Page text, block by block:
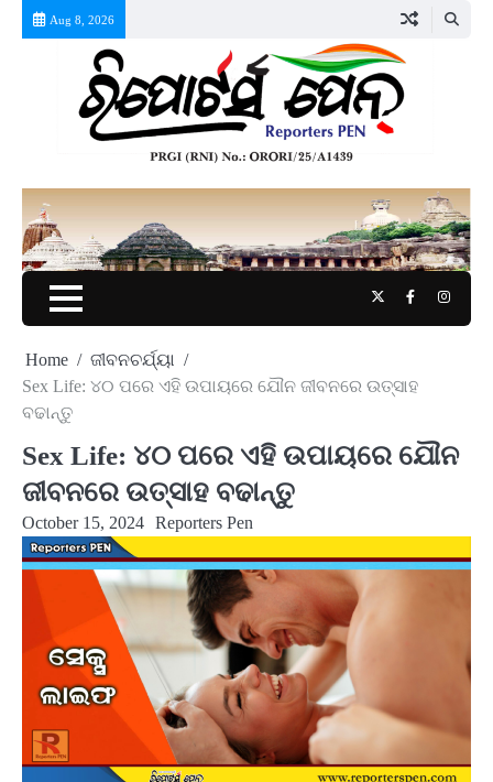
Aug 8, 2026
TwitterFacebook
Home
ଜୀବନଚର୍ଯ୍ୟା
Sex Life: ୪୦ ପରେ ଏହି ଉପାୟରେ ଯୌନ ଜୀବନରେ ଉତ୍ସାହ
ବଢାନ୍ତୁ
Sex Life: ୪୦ ପରେ ଏହି ଉପାୟରେ ଯୌନ
ଜୀବନରେ ଉତ୍ସାହ ବଢାନ୍ତୁ
October 15, 2024 Reporters Pen